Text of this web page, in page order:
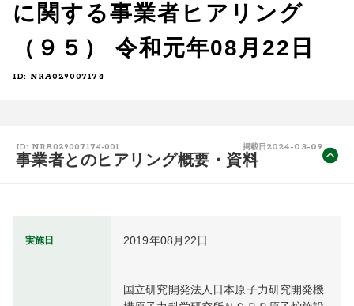
に関する事業者ヒアリング
（９５） 令和元年08月22日
ID: NRA029007174
ID: NRA029007174-001 掲載日 2024-03-09
事業者とのヒアリング概要・資料
実施日 2019年08月22日
国立研究開発法人日本原子力研究開発機